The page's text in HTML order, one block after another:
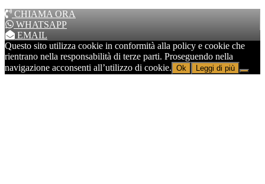
CHIAMA ORA
WHATSAPP
EMAIL
Questo sito utilizza cookie in conformità alla policy e cookie che
rientrano nella responsabilità di terze parti. Proseguendo nella
navigazione acconsenti all’utilizzo di cookie. Ok Leggi di più